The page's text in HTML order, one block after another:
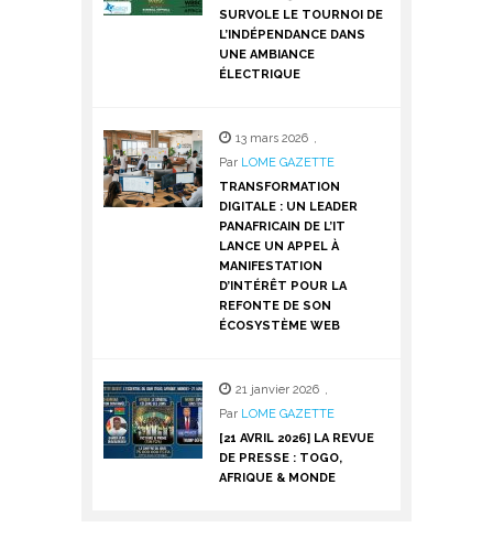
SURVOLE LE TOURNOI DE
L’INDÉPENDANCE DANS
UNE AMBIANCE
ÉLECTRIQUE
13 mars 2026 ,
Par LOME GAZETTE
TRANSFORMATION
DIGITALE : UN LEADER
PANAFRICAIN DE L’IT
LANCE UN APPEL À
MANIFESTATION
D’INTÉRÊT POUR LA
REFONTE DE SON
ÉCOSYSTÈME WEB
21 janvier 2026 ,
Par LOME GAZETTE
[21 AVRIL 2026] LA REVUE
DE PRESSE : TOGO,
AFRIQUE & MONDE